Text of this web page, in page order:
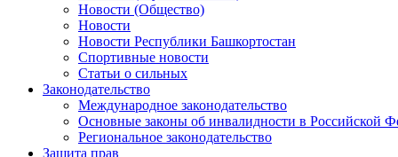
Новости (Общество)
Новости
Новости Республики Башкортостан
Спортивные новости
Статьи о сильных
Законодательство
Международное законодательство
Основные законы об инвалидности в Российской
Региональное законодательство
Защита прав